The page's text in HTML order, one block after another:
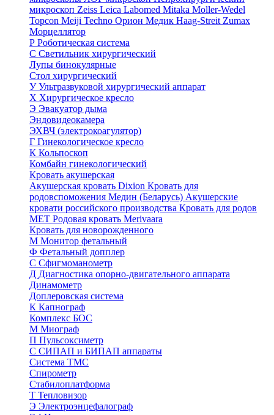
микроскоп Zeiss Leica Labomed Mitaka Moller-Wedel
Topcon Meiji Techno Орион Медик Haag-Streit Zumax
Морцеллятор
Р Роботическая система
С Светильник хирургический
Лупы бинокулярные
Стол хирургический
УУльтразвуковой хирургический аппарат
Х Хирургическое кресло
Э Эвакуатор дыма
Эндовидеокамера
ЭХВЧ (электрокоагулятор)
Г Гинекологическое кресло
К Кольпоскоп
Комбайн гинекологический
Кровать акушерская
Акушерская кровать Dixion Кровать для
родовспоможения Медин (Беларусь) Акушерские
кровати российского производства Кровать для родов
МЕТ Родовая кровать Merivaara
Кровать для новорожденного
М Монитор фетальный
Ф Фетальный допплер
C Cфигмоманометр
Д Диагностика опорно-двигательного аппарата
Динамометр
Доплеровская система
К Капнограф
Комплекс БОС
М Миограф
П Пульсоксиметр
С СИПАП и БИПАП аппараты
Система ТМС
Спирометр
Стабилоплатформа
Т Тепловизор
Э Электроэнцефалограф